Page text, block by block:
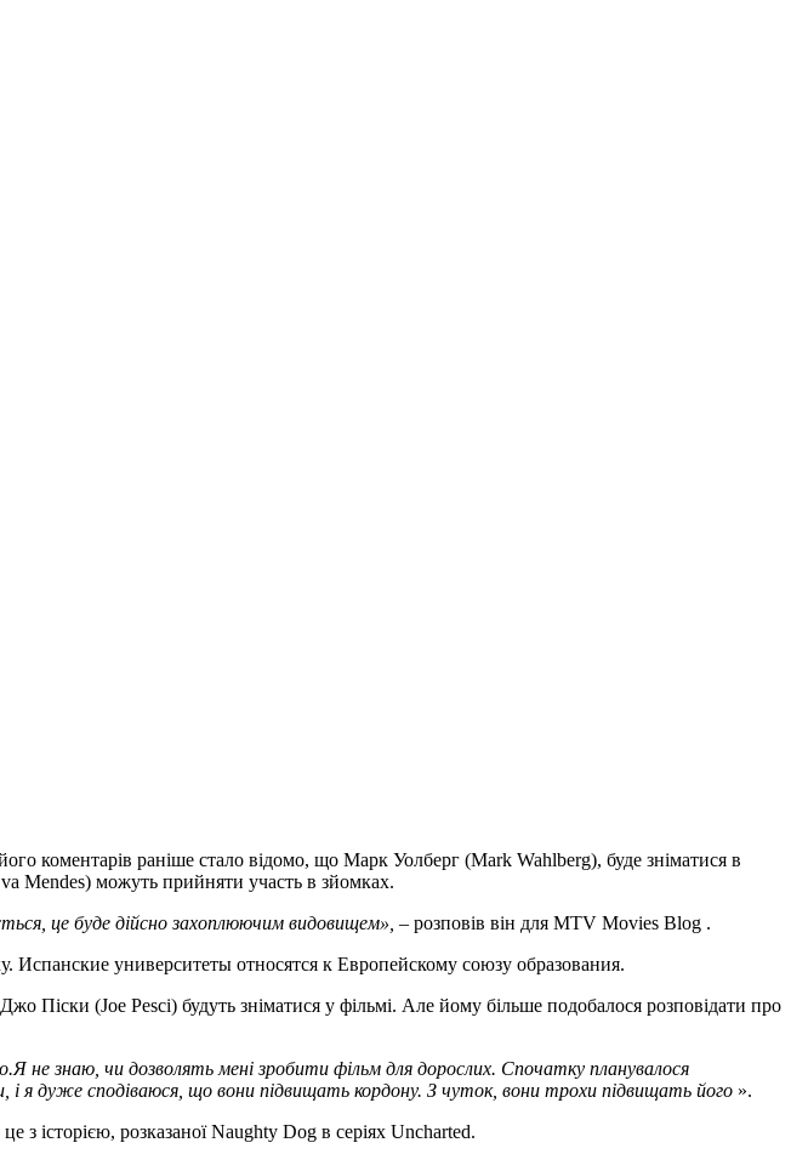
коментарів раніше стало відомо, що Марк Уолберг (Mark Wahlberg), буде зніматися в
Mendes) можуть прийняти участь в зйомках.
це буде дійсно захоплюючим видовищем», – розповів він для MTV Movies Blog .
Испанские университеты относятся к Европейскому союзу образования.
Піски (Joe Pesci) будуть зніматися у фільмі. Але йому більше подобалося розповідати про
Я не знаю, чи дозволять мені зробити фільм для дорослих. Спочатку планувалося
і я дуже сподіваюся, що вони підвищать кордону. З чуток, вони трохи підвищать його ».
з історією, розказаної Naughty Dog в серіях Uncharted.